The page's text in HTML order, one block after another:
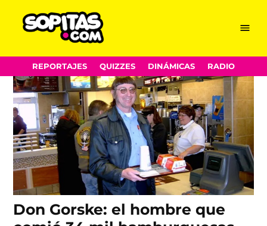
content
Menu
REPORTAJES QUIZZES DINÁMICAS RADIO
McDonald’s
Don Gorske: el hombre que